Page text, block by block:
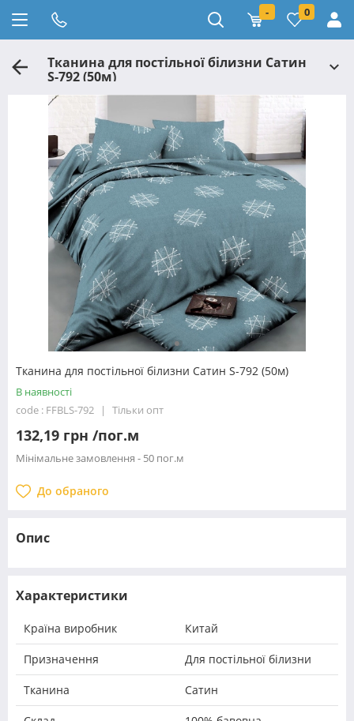
- 0
Тканина для постільної білизни Сатин
S-792 (50м)
Тканина для постільної білизни Сатин S-792 (50м)
В наявності
code : FFBLS-792
Тільки опт
132,19 грн /пог.м
Мінімальне замовлення - 50 пог.м
До обраного
Опис
Характеристики
Країна виробник Китай
Призначення Для постільної білизни
Тканина Сатин